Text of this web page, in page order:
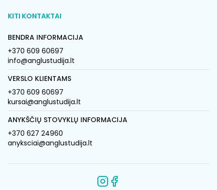
KITI KONTAKTAI
BENDRA INFORMACIJA
+370 609 60697
info@anglustudija.lt
VERSLO KLIENTAMS
+370 609 60697
kursai@anglustudija.lt
ANYKŠČIŲ STOVYKLŲ INFORMACIJA
+370 627 24960
anyksciai@anglustudija.lt